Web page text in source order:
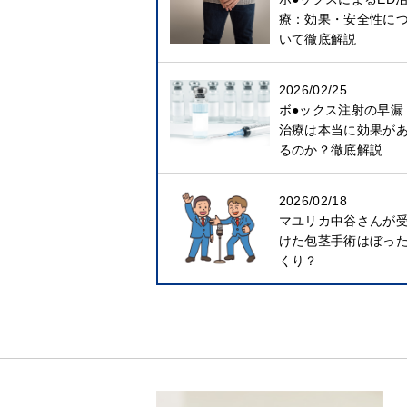
療：効果・安全性につ
いて徹底解説
2026/02/25
ボ●ックス注射の早漏
治療は本当に効果があ
るのか？徹底解説
2026/02/18
マユリカ中谷さんが受
けた包茎手術はぼった
くり？